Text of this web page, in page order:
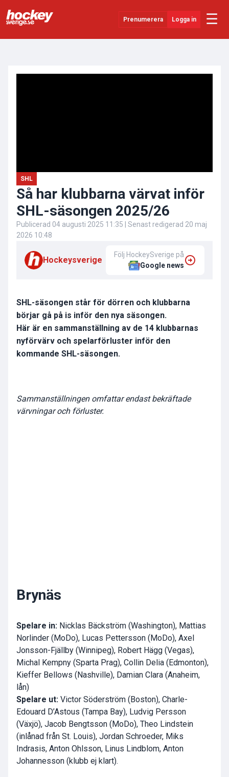
Prenumerera Logga in ☰
SHL
Så har klubbarna värvat inför
SHL-säsongen 2025/26
Publicerad 04 augusti 2025 11:35 | Senast redigerad 20 maj
2026 10:48
Hockeysverige
Följ HockeySverige på
Google news
SHL-säsongen står för dörren och klubbarna
börjar gå på is inför den nya säsongen.
Här är en sammanställning av de 14 klubbarnas
nyförvärv och spelarförluster inför den
kommande SHL-säsongen.
Sammanställningen omfattar endast bekräftade
värvningar och förluster.
Brynäs
Spelare in: Nicklas Bäckström (Washington), Mattias
Norlinder (MoDo), Lucas Pettersson (MoDo), Axel
Jonsson-Fjällby (Winnipeg), Robert Hägg (Vegas),
Michal Kempny (Sparta Prag), Collin Delia (Edmonton),
Kieffer Bellows (Nashville), Damian Clara (Anaheim,
lån)
Spelare ut: Victor Söderström (Boston), Charle-
Edouard D’Astous (Tampa Bay), Ludvig Persson
(Växjö), Jacob Bengtsson (MoDo), Theo Lindstein
(inlånad från St. Louis), Jordan Schroeder, Miks
Indrasis, Anton Ohlsson, Linus Lindblom, Anton
Johannesson (klubb ej klart).